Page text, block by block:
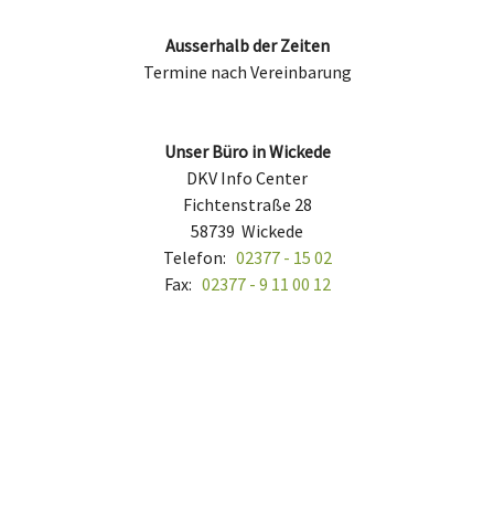
Ausserhalb der Zeiten
Termine nach Vereinbarung
Unser Büro in Wickede
DKV Info Center
Fichtenstraße 28
58739 Wickede
Telefon: 02377 - 15 02
Fax: 02377 - 9 11 00 12